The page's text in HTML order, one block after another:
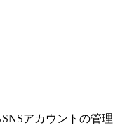
アカウントの管理